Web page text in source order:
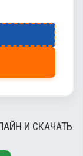
И СКАЧАТЬ